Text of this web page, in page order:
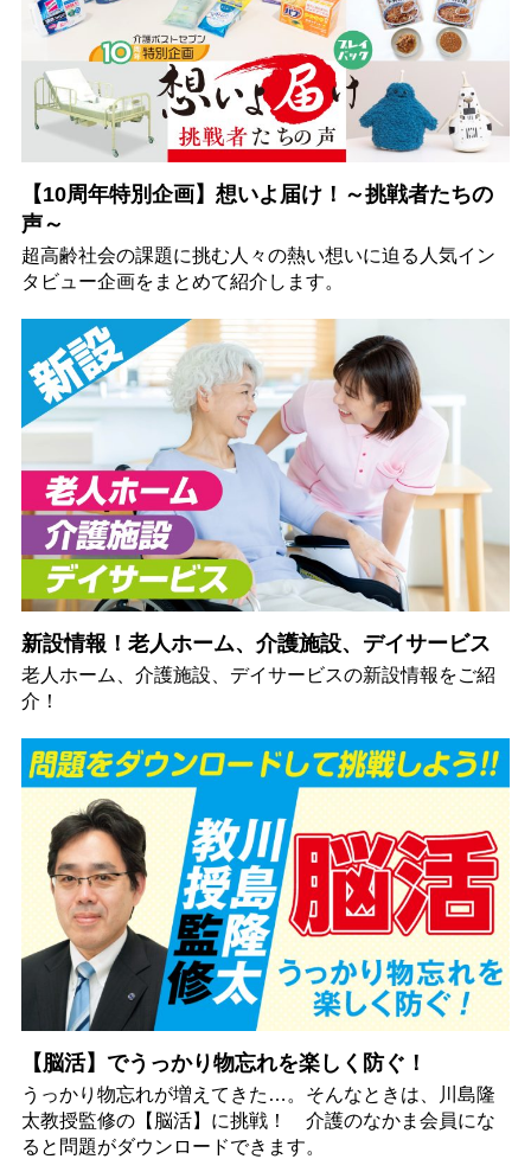
【10周年特別企画】想いよ届け！～挑戦者たちの
声～
超高齢社会の課題に挑む人々の熱い想いに迫る人気イン
タビュー企画をまとめて紹介します。
新設情報！老人ホーム、介護施設、デイサービス
老人ホーム、介護施設、デイサービスの新設情報をご紹
介！
【脳活】でうっかり物忘れを楽しく防ぐ！
うっかり物忘れが増えてきた…。そんなときは、川島隆
太教授監修の【脳活】に挑戦！ 介護のなかま会員にな
ると問題がダウンロードできます。